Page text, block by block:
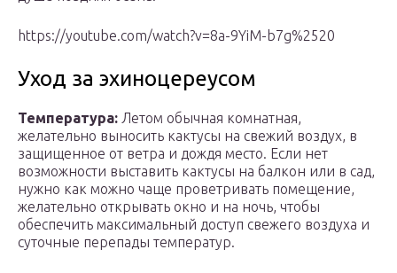
https://youtube.com/watch?v=8a-9YiM-b7g%2520
Уход за эхиноцереусом
Температура: Летом обычная комнатная,
желательно выносить кактусы на свежий воздух, в
защищенное от ветра и дождя место. Если нет
возможности выставить кактусы на балкон или в сад,
нужно как можно чаще проветривать помещение,
желательно открывать окно и на ночь, чтобы
обеспечить максимальный доступ свежего воздуха и
суточные перепады температур.